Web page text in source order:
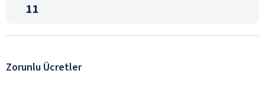
11
Zorunlu Ücretler